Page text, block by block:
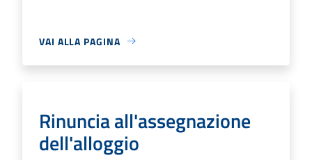
VAI ALLA PAGINA
Rinuncia all'assegnazione
dell'alloggio